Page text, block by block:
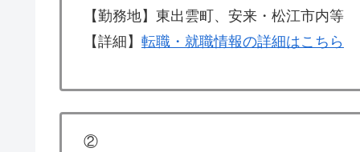
【勤務地】東出雲町、安来・松江市内等
【詳細】 転職・就職情報の詳細はこちら
②